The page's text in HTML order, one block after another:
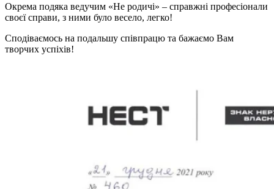
Окрема подяка ведучим «Не родичі» – справжні професіонали
своєї справи, з ними було весело, легко!
Сподіваємось на подальшу співпрацю та бажаємо Вам
творчих успіхів!